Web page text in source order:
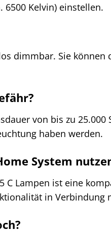
6500 Kelvin) einstellen.
dimmbar. Sie
von bis zu
haben werden.
System
C Lampen ist eine
in Verbindung